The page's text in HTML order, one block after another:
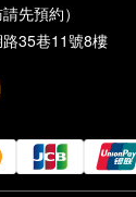
先預約）
35巷11號8樓